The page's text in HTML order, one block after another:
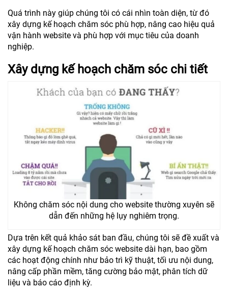
Quá trình này giúp chúng tôi có cái nhìn toàn diện, từ đó
xây dựng kế hoạch chăm sóc phù hợp, nâng cao hiệu quả
vận hành website và phù hợp với mục tiêu của doanh
nghiệp.
Xây dựng kế hoạch chăm sóc chi tiết
Không chăm sóc nội dung cho website thường xuyên sẽ
dẫn đến những hệ lụy nghiêm trọng.
Dựa trên kết quả khảo sát ban đầu, chúng tôi sẽ đề xuất và
xây dựng kế hoạch chăm sóc website dài hạn, bao gồm
các hoạt động chính như bảo trì kỹ thuật, tối ưu nội dung,
nâng cấp phần mềm, tăng cường bảo mật, phân tích dữ
liệu và báo cáo định kỳ.